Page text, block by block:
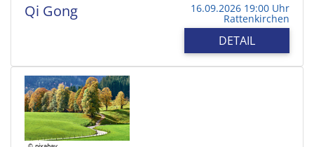
Qi Gong 16.09.2026 19:00 Uhr
Rattenkirchen
DETAIL